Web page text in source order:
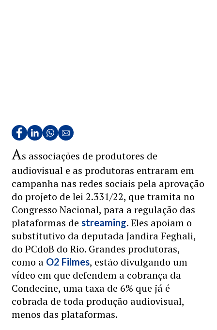
As associações de produtores de
audiovisual e as produtoras entraram em
campanha nas redes sociais pela aprovação
do projeto de lei 2.331/22, que tramita no
Congresso Nacional, para a regulação das
plataformas de streaming. Eles apoiam o
substitutivo da deputada Jandira Feghali,
do PCdoB do Rio. Grandes produtoras,
como a O2 Filmes, estão divulgando um
vídeo em que defendem a cobrança da
Condecine, uma taxa de 6% que já é
cobrada de toda produção audiovisual,
menos das plataformas.